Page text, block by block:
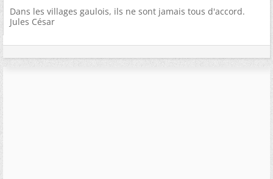
Dans les villages gaulois, ils ne sont jamais tous d'accord.
Jules César